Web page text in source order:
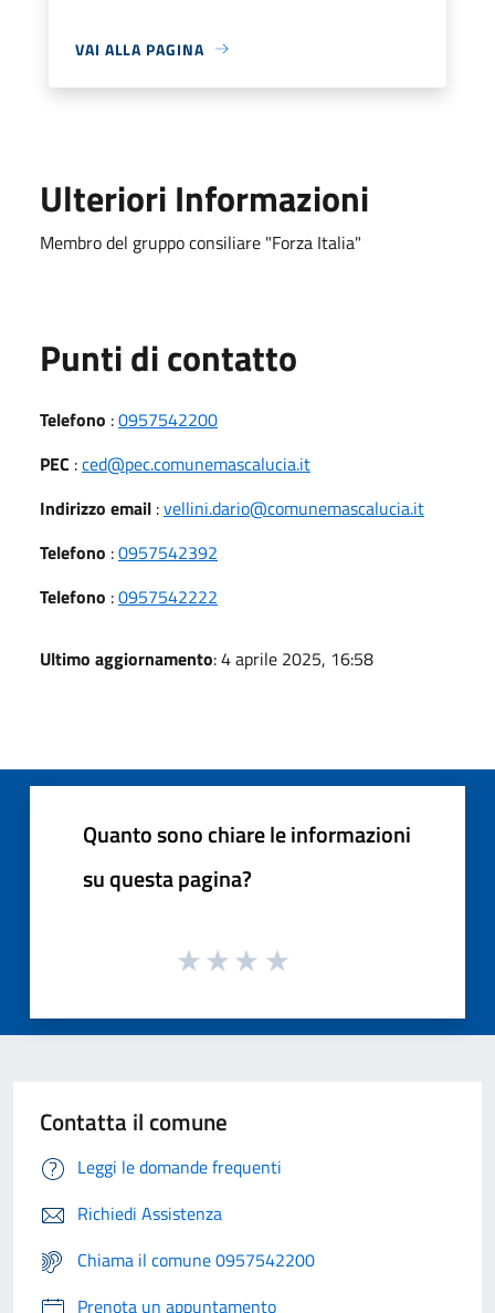
VAI ALLA PAGINA
Ulteriori Informazioni
Membro del gruppo consiliare "Forza Italia"
Punti di contatto
Telefono :0957542200
PEC :ced@pec.comunemascalucia.it
Indirizzo email :vellini.dario@comunemascalucia.it
Telefono :0957542392
Telefono :0957542222
Ultimo aggiornamento: 4 aprile 2025, 16:58
Quanto sono chiare le informazioni
su questa pagina?
Contatta il comune
Leggi le domande frequenti
Richiedi Assistenza
Chiama il comune 0957542200
Prenota un appuntamento